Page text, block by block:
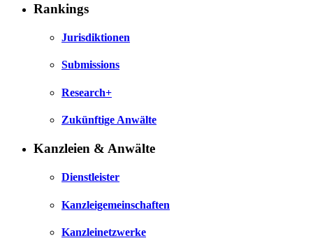
Rankings
Jurisdiktionen
Submissions
Research+
Zukünftige Anwälte
Kanzleien & Anwälte
Dienstleister
Kanzleigemeinschaften
Kanzleinetzwerke